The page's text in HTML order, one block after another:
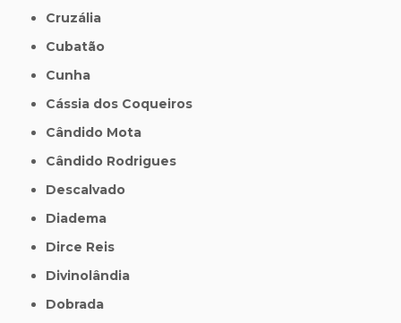
Cruzália
Cubatão
Cunha
Cássia dos Coqueiros
Cândido Mota
Cândido Rodrigues
Descalvado
Diadema
Dirce Reis
Divinolândia
Dobrada